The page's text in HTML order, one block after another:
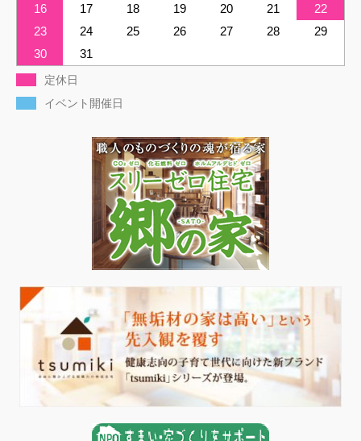
16
17 18 19 20 21
22
23
24 25 26 27 28
29
30
31
定休日
イベント開催日